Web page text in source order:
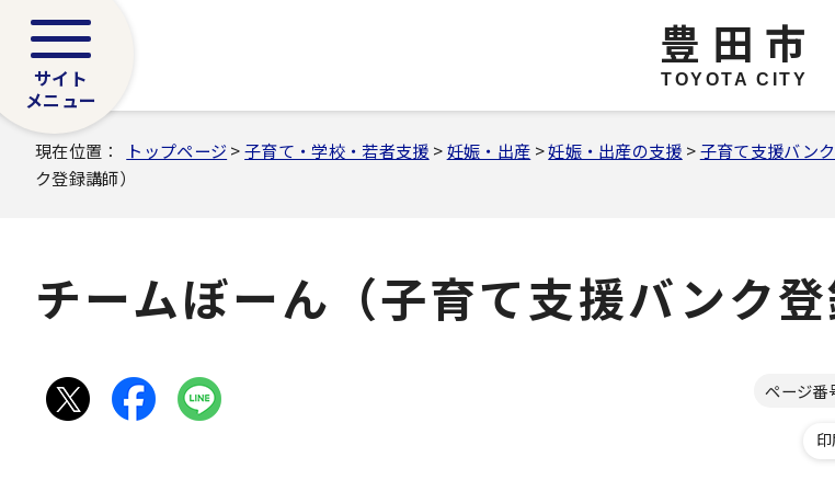
豊田市
TOYOTA CITY
サイト
メニュー
現在位置： トップページ >子育て・学校・若者支援 >妊娠・出産 >妊娠・出産の支援 >子育て支援バン
ク登録講師）
チームぼーん（子育て支援バンク登
ページ番